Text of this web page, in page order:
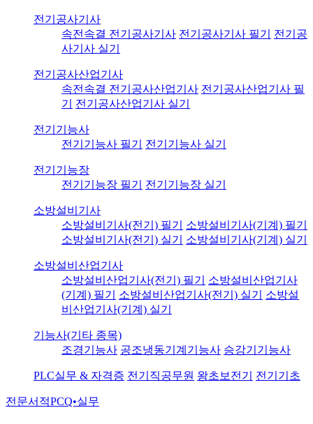
전기공사기사
속전속결 전기공사기사 전기공사기사 필기
전기공
사기사 실기
전기공사산업기사
속전속결 전기공사산업기사 전기공사산업기사 필
기
전기공사산업기사 실기
전기기능사
전기기능사 필기
전기기능사 실기
전기기능장
전기기능장 필기
전기기능장 실기
소방설비기사
소방설비기사(전기) 필기
소방설비기사(기계) 필기
소방설비기사(전기) 실기
소방설비기사(기계) 실기
소방설비산업기사
소방설비산업기사(전기) 필기
소방설비산업기사
(기계) 필기
소방설비산업기사(전기) 실기
소방설
비산업기사(기계) 실기
기능사(기타 종목)
조경기능사 공조냉동기계기능사 승강기기능사
PLC실무 & 자격증 전기직공무원 왕초보전기 전기기초
전문서적PCQ•실무